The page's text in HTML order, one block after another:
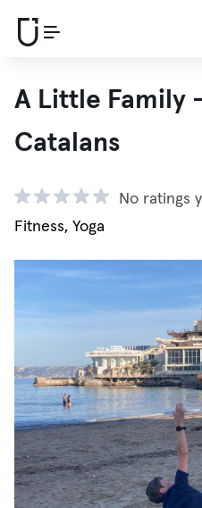
A Little Family
Catalans
No ratings
Fitness, Yoga